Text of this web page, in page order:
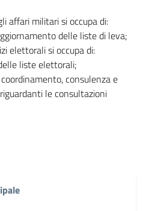
affari militari si occupa di:
delle liste di leva;
elettorali si occupa di:
liste elettorali;
consulenza e
le consultazioni